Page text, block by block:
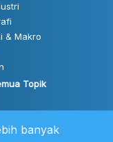
& Makro
Topik
banyak